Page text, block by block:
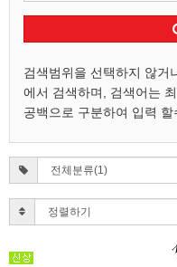
검색범위을 선택하지 않거
에서 검색하며, 검색어는
공백으로 구분하여 입력 할